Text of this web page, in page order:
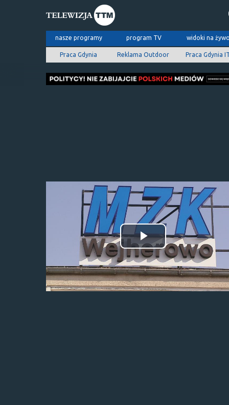
nasze programy program TV widoki na
Praca Gdynia Reklama Outdoor Praca Gdynia
Odtwórz
wideo